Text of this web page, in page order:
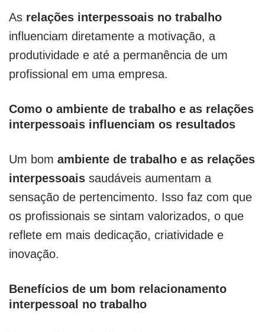
As relações interpessoais no trabalho
influenciam diretamente a motivação, a
produtividade e até a permanência de um
profissional em uma empresa.
Como o ambiente de trabalho e as relações
interpessoais influenciam os resultados
Um bom ambiente de trabalho e as relações
interpessoais saudáveis aumentam a
sensação de pertencimento. Isso faz com que
os profissionais se sintam valorizados, o que
reflete em mais dedicação, criatividade e
inovação.
Benefícios de um bom relacionamento
interpessoal no trabalho